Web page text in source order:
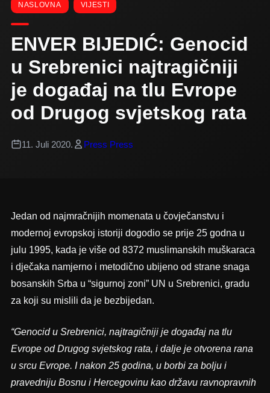
NASLOVNA VIJESTI
ENVER BIJEDIĆ: Genocid
u Srebrenici najtragičniji
je događaj na tlu Evrope
od Drugog svjetskog rata
11. Juli 2020. Press Press
Jedan od najmračnijih momenata u čovječanstvu i
modernoj evropskoj istoriji dogodio se prije 25 godna u
julu 1995, kada je više od 8372 muslimanskih muškaraca
i dječaka namjerno i metodično ubijeno od strane snaga
bosanskih Srba u “sigurnoj zoni” UN u Srebrenici, gradu
za koji su mislili da je bezbijedan.
“Genocid u Srebrenici, najtragičniji je događaj na tlu
Evrope od Drugog svjetskog rata, i dalje je otvorena rana
u srcu Evrope. I nakon 25 godina, u borbi za bolju i
pravedniju Bosnu i Hercegovinu kao državu ravnopravnih